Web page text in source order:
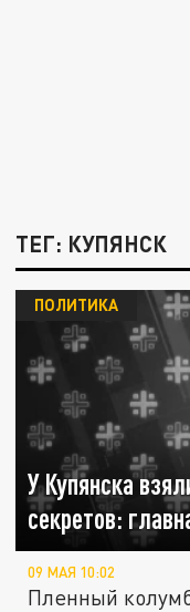
ТЕГ: КУПЯНСК
У Купянска
секретов:
ПОЛИТИКА
09 МАЯ 10:02
Пленный